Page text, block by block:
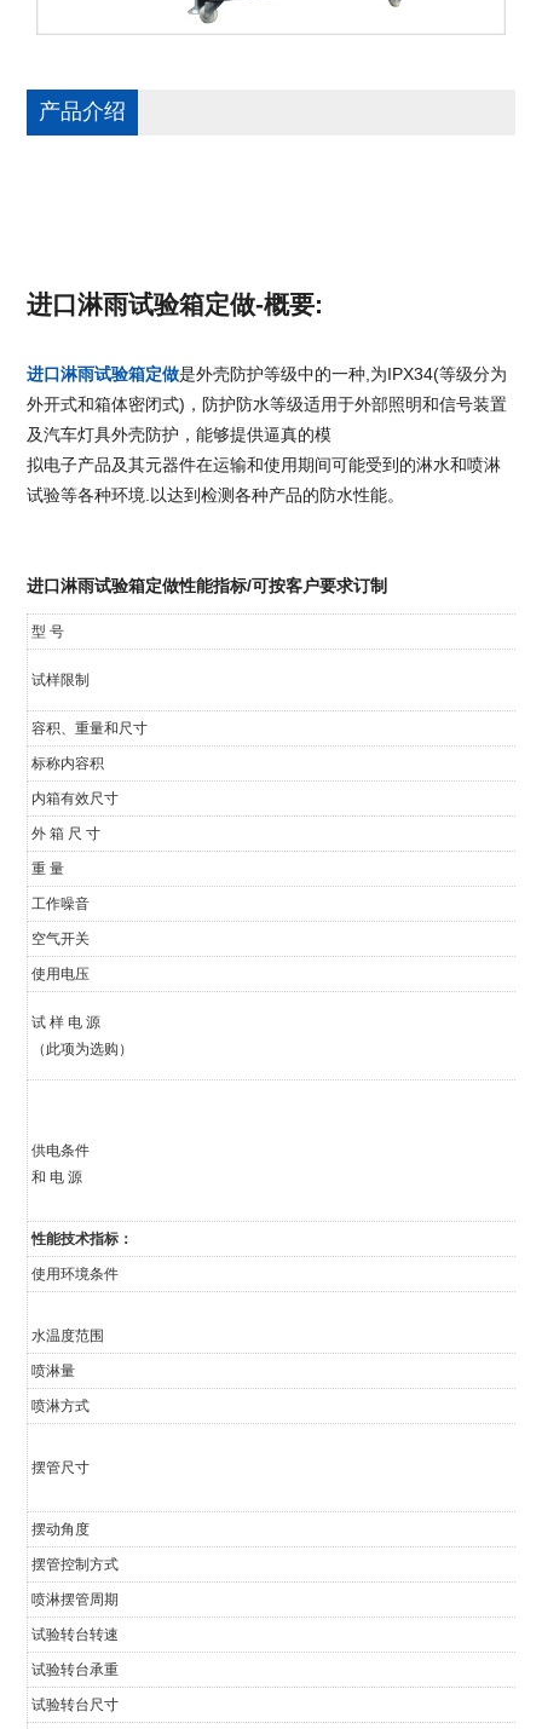
产品介绍
进口淋雨试验箱定做-概要:
进口淋雨试验箱定做是外壳防护等级中的一种,为IPX34(等级分为
外开式和箱体密闭式)，防护防水等级适用于外部照明和信号装置
及汽车灯具外壳防护，能够提供逼真的模
拟电子产品及其元器件在运输和使用期间可能受到的淋水和喷淋
试验等各种环境.以达到检测各种产品的防水性能。
进口淋雨试验箱定做性能指标/可按客户要求订制
型 号
试样限制
容积、重量和尺寸
标称内容积
内箱有效尺寸
外 箱 尺 寸
重 量
工作噪音
空气开关
使用电压
试 样 电 源
（此项为选购）
供电条件
和 电 源
性能技术指标：
使用环境条件
水温度范围
喷淋量
喷淋方式
摆管尺寸
摆动角度
摆管控制方式
喷淋摆管周期
试验转台转速
试验转台承重
试验转台尺寸